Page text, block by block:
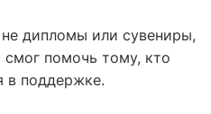
дипломы или сувениры,
смог помочь тому, кто
в поддержке.